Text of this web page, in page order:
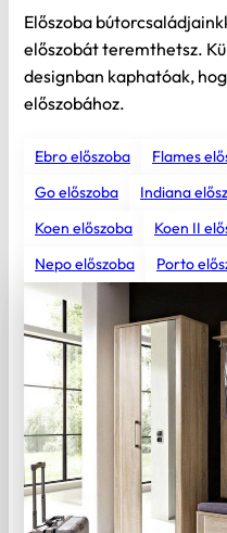
Előszoba
előszobát teremthetsz.
designban kaphatóak,
előszobához.
Ebro előszoba Flames
Go előszoba
Indiana
Koen előszoba
Koen II
Nepo előszoba
Porto